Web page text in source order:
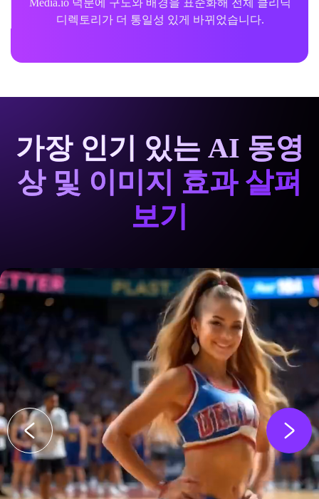
Media.io 덕분에 구도와 배경을 표준화해 전체 클리닉
디렉토리가 더 통일성 있게 바뀌었습니다.
가장 인기 있는 AI 동영
상 및 이미지 효과 살펴
보기